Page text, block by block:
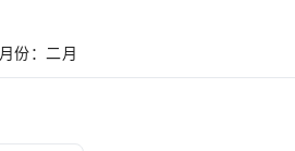
份：二月